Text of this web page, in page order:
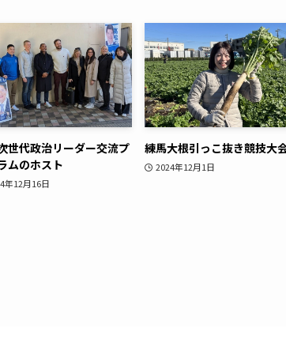
世代政治リーダー交流プ
ムのホスト
年12月16日
練馬大根引っこ抜き競技大
2024年12月1日